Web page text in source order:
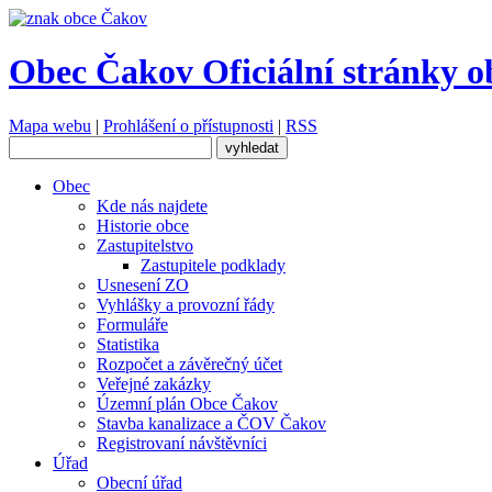
Obec Čakov Oficiální stránky
Mapa webu | Prohlášení o přístupnosti | RSS
Obec
Kde nás najdete
Historie obce
Zastupitelstvo
Zastupitele podklady
Usnesení ZO
Vyhlášky a provozní řády
Formuláře
Statistika
Rozpočet a závěrečný účet
Veřejné zakázky
Územní plán Obce Čakov
Stavba kanalizace a ČOV Čakov
Registrovaní návštěvníci
Úřad
Obecní úřad